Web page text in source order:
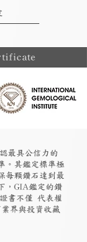
最具公信力的
。其鑑定標準極
每顆鑽石達到最
，GIA鑑定的鑽
書不僅 代表權
界與投資收藏